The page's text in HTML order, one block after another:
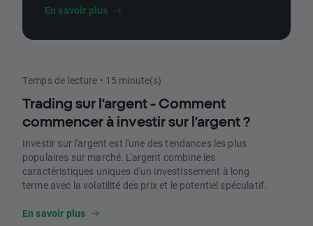
En savoir plus
Temps de lecture • 15 minute(s)
Trading sur l’argent - Comment
commencer à investir sur l’argent ?
Investir sur l'argent est l'une des tendances les plus
populaires sur marché. L'argent combine les
caractéristiques uniques d'un investissement à long
terme avec la volatilité des prix et le potentiel spéculatif.
En savoir plus